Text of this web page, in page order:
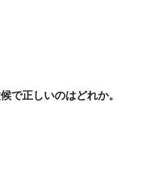
で正しいのはどれか。